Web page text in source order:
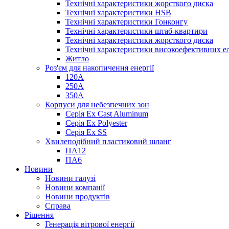
Технічні характеристики жорсткого диска
Технічні характеристики HSB
Технічні характеристики Гонконгу
Технічні характеристики штаб-квартири
Технічні характеристики жорсткого диска
Технічні характеристики високоефективних
Житло
Роз'єм для накопичення енергії
120А
250А
350А
Корпуси для небезпечних зон
Серія Ex Cast Aluminum
Серія Ex Polyester
Серія Ex SS
Хвилеподібний пластиковий шланг
ПА12
ПА6
Новини
Новини галузі
Новини компанії
Новини продуктів
Справа
Рішення
Генерація вітрової енергії